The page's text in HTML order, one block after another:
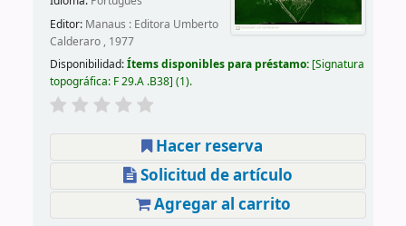
Editor: Manaus : Editora Umberto
Calderaro , 1977
Disponibilidad:Ítems disponibles para préstamo: Signatura
topográfica: F 29.A .B38 (1).
Hacer reserva
Solicitud de artículo
Agregar al carrito